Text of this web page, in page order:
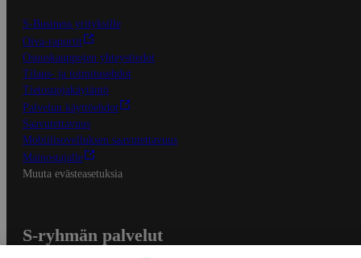
S-Business yrityksille
Oiva-raportit
Osuuskauppojen yhteystiedot
Tilaus- ja toimitusehdot
Tietosuojakäytäntö
Palvelun käyttöehdot
Saavutettavuus
Mobiilisovelluksen saavutettavuus
Mainostajalle
Muuta evästeasetuksia
S-ryhmän palvelut